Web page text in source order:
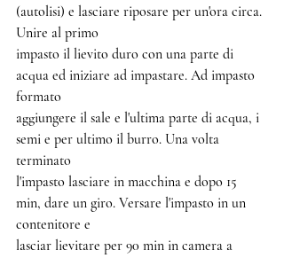
(autolisi) e lasciare riposare per un'ora circa.
Unire al primo
impasto il lievito duro con una parte di
acqua ed iniziare ad impastare. Ad impasto
formato
aggiungere il sale e l'ultima parte di acqua, i
semi e per ultimo il burro. Una volta
terminato
l'impasto lasciare in macchina e dopo 15
min, dare un giro. Versare l'impasto in un
contenitore e
lasciar lievitare per 90 min in camera a